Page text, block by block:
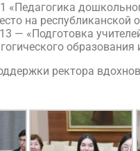
на республиканской
— «Подготовка
ректора